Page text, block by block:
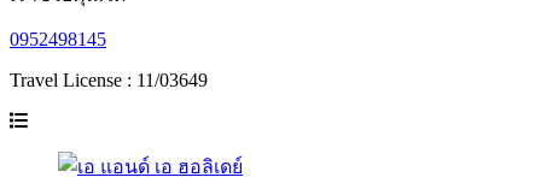
0952498145
Travel License : 11/03649